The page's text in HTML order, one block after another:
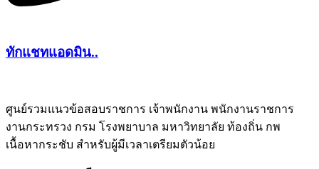
ทักแชทแอดมิน..
ศูนย์รวมแนวข้อสอบราชการ เจ้าพนักงาน พนักงานราชการ
งานกระทรวง กรม โรงพยาบาล มหาวิทยาลัย ท้องถิ่น กพ
เนื้อหากระชับ สำหรับผู้มีเวลาเตรียมตัวน้อย